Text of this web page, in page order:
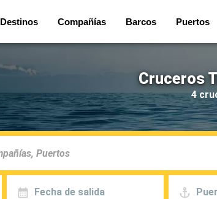
Destinos Compañías Barcos Puertos
Cruceros
4
Fecha de salida